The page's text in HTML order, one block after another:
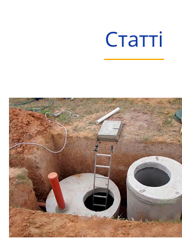
Статті